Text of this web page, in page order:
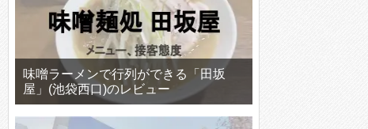
味噌ラーメンで行列ができる「田坂
屋」(池袋西口)のレビュー